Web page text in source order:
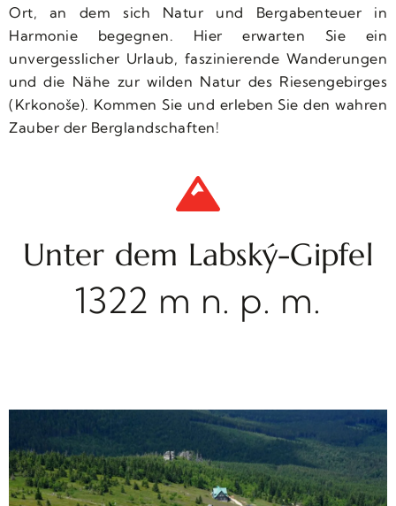
Ort, an dem sich Natur und Bergabenteuer in
Harmonie begegnen. Hier erwarten Sie ein
unvergesslicher Urlaub, faszinierende Wanderungen
und die Nähe zur wilden Natur des Riesengebirges
(Krkonoše). Kommen Sie und erleben Sie den wahren
Zauber der Berglandschaften!
Unter dem Labský-Gipfel
1322 m n. p. m.